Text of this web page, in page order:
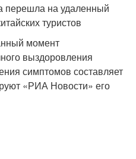
перешла на удаленный
туристов
момент
выздоровления
симптомов составляет
«РИА Новости» его